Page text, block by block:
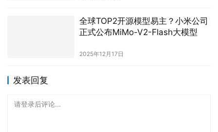
全球TOP2开源模型易主？小米公司
正式公布MiMo-V2-Flash大模型
2025年12月17日
发表回复
请登录后评论...